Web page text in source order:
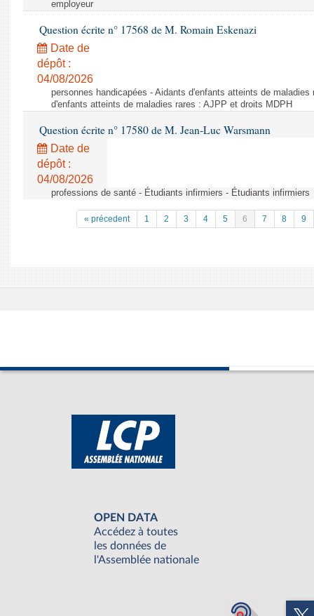
employeur
Question écrite n° 17568 de M. Romain Eskenazi
Date de
dépôt :
04/08/2026
personnes handicapées - Aidants d'enfants atteints de
d'enfants atteints de maladies rares : AJPP et droits MDPH
Question écrite n° 17580 de M. Jean-Luc Warsmann
Date de
dépôt :
04/08/2026
professions de santé - Étudiants infirmiers - Étudiants infirmiers
« précedent 1 2 3 4 5 6 7 8 9
OPEN DATA
Accédez à toutes
les données de
l'Assemblée nationale